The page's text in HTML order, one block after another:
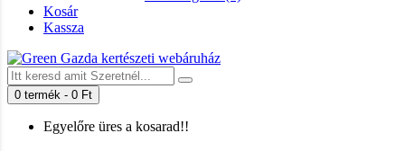
Kosár
Kassza
0 termék - 0 Ft
Egyelőre üres a kosarad!!